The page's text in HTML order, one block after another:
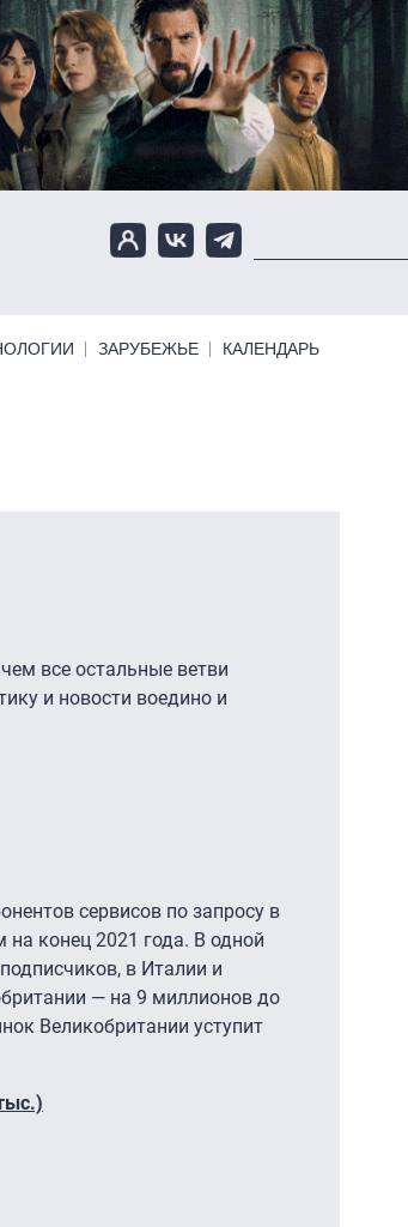
ЗАРУБЕЖЬЕ КАЛЕНДАРЬ
все остальные ветви
и новости воедино и
сервисов по запросу в
конец 2021 года. В одной
в Италии и
— на 9 миллионов до
Великобритании уступит